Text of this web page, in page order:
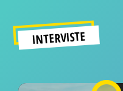
INTERVISTE